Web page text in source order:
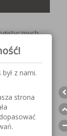
także w
w
komfort
z nami.
strona